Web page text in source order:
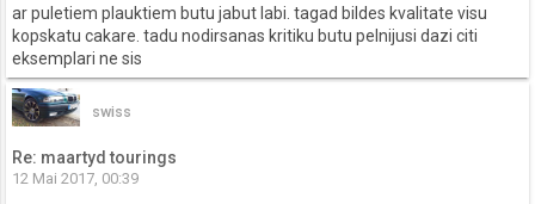
ar puletiem plauktiem butu jabut labi. tagad bildes kvalitate visu
kopskatu cakare. tadu nodirsanas kritiku butu pelnijusi dazi citi
eksemplari ne sis
swiss
Re: maartyd tourings
12 Mai 2017, 00:39